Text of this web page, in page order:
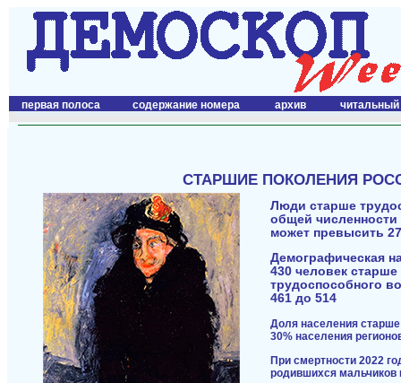
первая полоса содержание номера архив читальный
СТАРШИЕ ПОКОЛЕНИЯ
Люди старше
общей численности
может превысить
Демографическая
430 человек старше
трудоспособного
461 до 514
Доля населения старше
30% населения
При смертности 2022
родившихся мальчиков